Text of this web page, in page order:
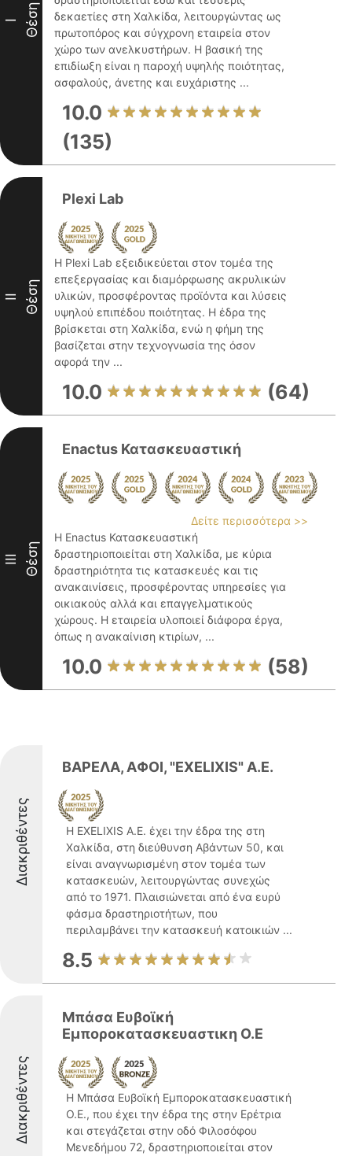
I Θέση
δεκαετίες στη Χαλκίδα, λειτουργώντας ως
πρωτοπόρος και σύγχρονη εταιρεία στον
χώρο των ανελκυστήρων. Η βασική της
επιδίωξη είναι η παροχή υψηλής ποιότητας,
ασφαλούς, άνετης και ευχάριστης ...
10.0
(135)
II Θέση
Plexi Lab
Η Plexi Lab εξειδικεύεται στον τομέα της
επεξεργασίας και διαμόρφωσης ακρυλικών
υλικών, προσφέροντας προϊόντα και λύσεις
υψηλού επιπέδου ποιότητας. Η έδρα της
βρίσκεται στη Χαλκίδα, ενώ η φήμη της
βασίζεται στην τεχνογνωσία της όσον
αφορά την ...
10.0 (64)
III Θέση
Enactus Κατασκευαστική
Δείτε περισσότερα >>
Η Enactus Κατασκευαστική
δραστηριοποιείται στη Χαλκίδα, με κύρια
δραστηριότητα τις κατασκευές και τις
ανακαινίσεις, προσφέροντας υπηρεσίες για
οικιακούς αλλά και επαγγελματικούς
χώρους. Η εταιρεία υλοποιεί διάφορα έργα,
όπως η ανακαίνιση κτιρίων, ...
10.0 (58)
Διακριθέντες
ΒΑΡΕΛΑ, ΑΦΟΙ, "EXELIXIS" Α.Ε.
Η EXELIXIS Α.Ε. έχει την έδρα της στη
Χαλκίδα, στη διεύθυνση Αβάντων 50, και
είναι αναγνωρισμένη στον τομέα των
κατασκευών, λειτουργώντας συνεχώς
από το 1971. Πλαισιώνεται από ένα ευρύ
φάσμα δραστηριοτήτων, που
περιλαμβάνει την κατασκευή κατοικιών ...
8.5
Διακριθέντες
Μπάσα Ευβοϊκή
Εμποροκατασκευαστικη Ο.Ε
Η Μπάσα Ευβοϊκή Εμποροκατασκευαστική
Ο.Ε., που έχει την έδρα της στην Ερέτρια
και στεγάζεται στην οδό Φιλοσόφου
Μενεδήμου 72, δραστηριοποιείται στον